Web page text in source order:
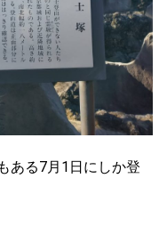
ある7月1日にしか登